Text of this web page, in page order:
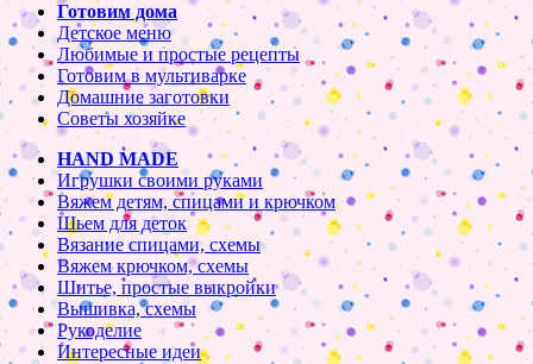
Готовим дома
Детское меню
Любимые и простые рецепты
Готовим в мультиварке
Домашние заготовки
Советы хозяйке
HAND MADE
Игрушки своими руками
Вяжем детям, спицами и крючком
Шьем для деток
Вязание спицами, схемы
Вяжем крючком, схемы
Шитье, простые выкройки
Вышивка, схемы
Рукоделие
Интересные идеи